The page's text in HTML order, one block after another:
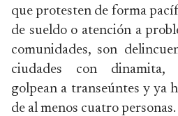
que protesten de forma
de sueldo o atención a
comunidades, son
ciudades con dinamita,
golpean a transeúntes y ya
de al menos cuatro personas.